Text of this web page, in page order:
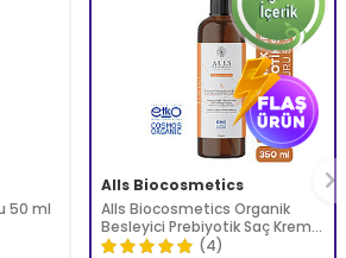
50 ml
Alls Biocosmetics
Alls Biocosmetics Organik
Besleyici Prebiyotik Saç Kremi
350 ml
(4)